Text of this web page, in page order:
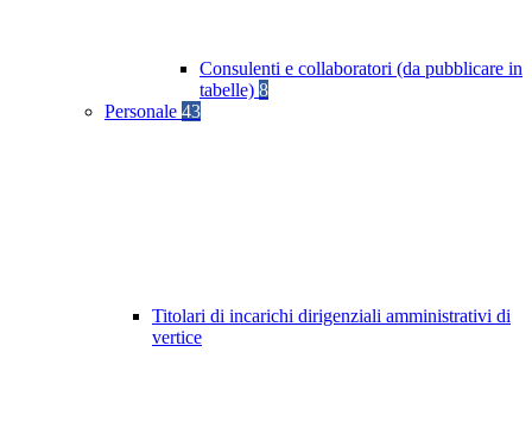
Consulenti e collaboratori (da pubblicare in
tabelle) 8
Personale 43
Titolari di incarichi dirigenziali amministrativi di
vertice